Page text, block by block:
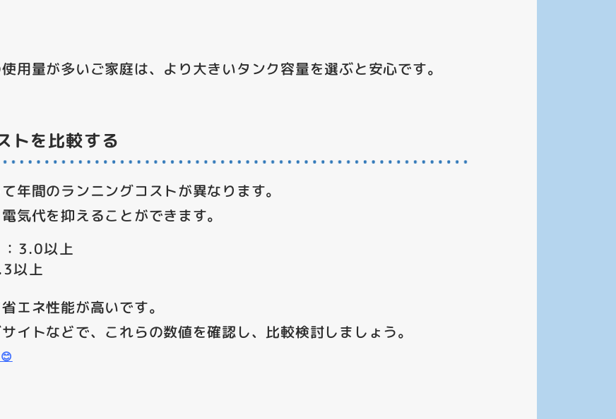
用量が多いご家庭は、より大きいタンク容量を選ぶと安心です。
トを比較する
年間のランニングコストが異なります。
気代を抑えることができます。
：3.0以上
以上
エネ性能が高いです。
イトなどで、これらの数値を確認し、比較検討しましょう。